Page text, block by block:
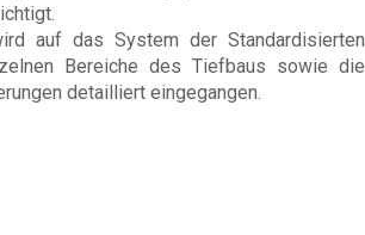
auf das System der Standardisierten
Bereiche des Tiefbaus sowie die
detailliert eingegangen.